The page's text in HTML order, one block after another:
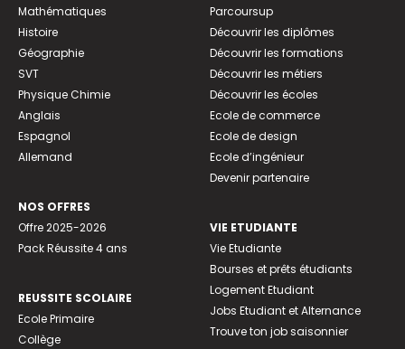
Mathématiques
Histoire
Géographie
SVT
Physique Chimie
Anglais
Espagnol
Allemand
NOS OFFRES
Offre 2025-2026
Pack Réussite 4 ans
REUSSITE SCOLAIRE
Ecole Primaire
Collège
Parcoursup
Découvrir les diplômes
Découvrir les formations
Découvrir les métiers
Découvrir les écoles
Ecole de commerce
Ecole de design
Ecole d’ingénieur
Devenir partenaire
VIE ETUDIANTE
Vie Etudiante
Bourses et prêts étudiants
Logement Etudiant
Jobs Etudiant et Alternance
Trouve ton job saisonnier